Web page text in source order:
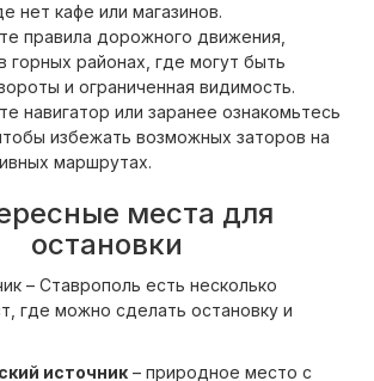
нет кафе или магазинов.
правила дорожного движения,
горных районах, где могут быть
и ограниченная видимость.
навигатор или заранее ознакомьтесь
избежать возможных заторов на
маршрутах.
места для
остановки
– Ставрополь есть несколько
где можно сделать остановку и
источник – природное место с